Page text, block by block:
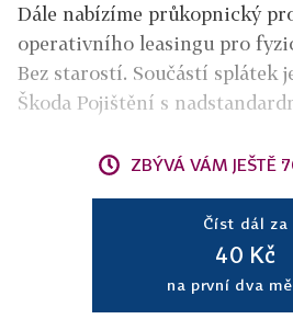
Dále nabízíme průkopnický
operativního leasingu pro
Bez starostí. Součástí splátek
Škoda Pojištění s
ZBÝVÁ VÁM JEŠTĚ
Číst dál za
40 Kč
na první dva